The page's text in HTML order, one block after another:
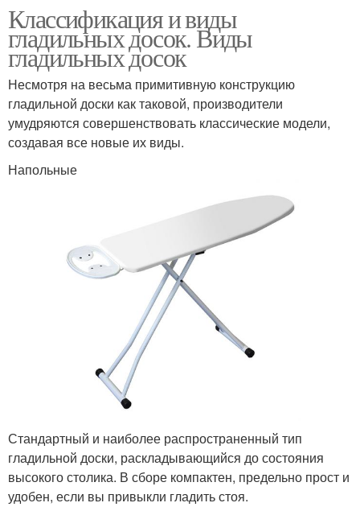
Классификация и виды
гладильных досок. Виды
гладильных досок
Несмотря на весьма примитивную конструкцию
гладильной доски как таковой, производители
умудряются совершенствовать классические модели,
создавая все новые их виды.
Напольные
Стандартный и наиболее распространенный тип
гладильной доски, раскладывающийся до состояния
высокого столика. В сборе компактен, предельно прост и
удобен, если вы привыкли гладить стоя.